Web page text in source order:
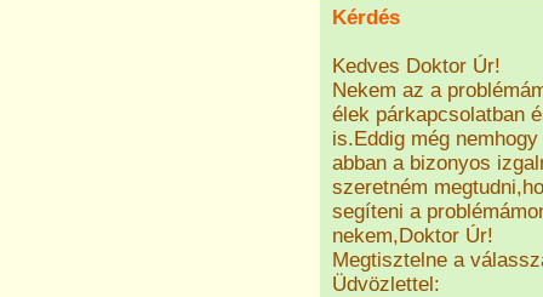
Kérdés
Kedves Doktor Úr!
Nekem az a
élek párkapcsolatban
is.Eddig még
abban a bizonyos
szeretném
segíteni a
nekem,Doktor Úr!
Megtisztelne a
Üdvözlettel: